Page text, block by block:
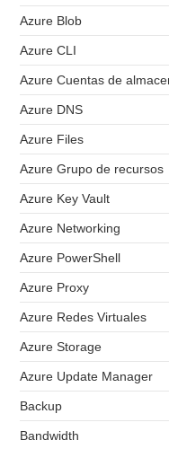
Azure Blob
Azure CLI
Azure Cuentas de
Azure DNS
Azure Files
Azure Grupo de recursos
Azure Key Vault
Azure Networking
Azure PowerShell
Azure Proxy
Azure Redes Virtuales
Azure Storage
Azure Update Manager
Backup
Bandwidth